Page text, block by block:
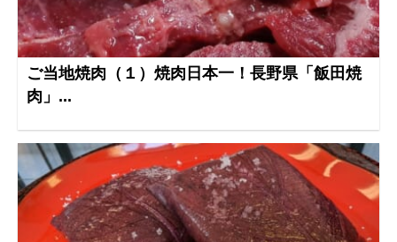
ご当地焼肉（１）焼肉日本一！長野県「飯田焼
肉」...